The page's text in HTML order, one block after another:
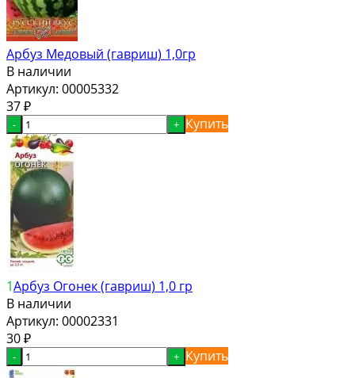
Арбуз Медовый (гавриш) 1,0гр
В наличии
Артикул: 00005332
37 ₽
- + Купить
1Арбуз Огонек (гавриш) 1,0 гр
В наличии
Артикул: 00002331
30 ₽
- + Купить